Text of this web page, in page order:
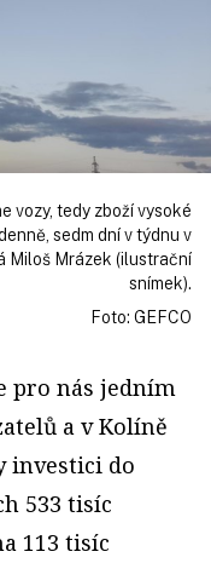
vozy, tedy zboží vysoké
sedm dní v týdnu v
Miloš Mrázek (ilustrační
snímek).
Foto: GEFCO
pro nás jedním
a v Kolíně
investici do
533 tisíc
113 tisíc